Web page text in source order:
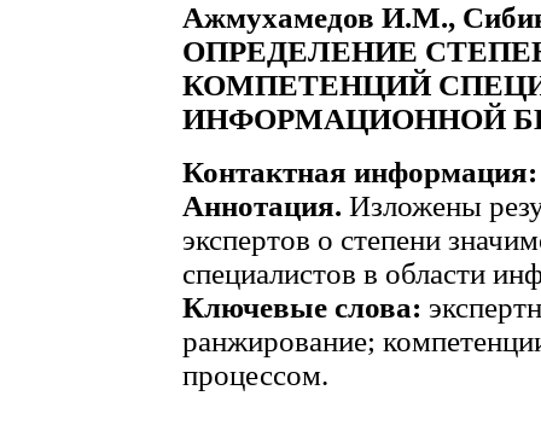
Ажмухамедов И.М.,
ОПРЕДЕЛЕНИЕ
КОМПЕТЕНЦИЙ
ИНФОРМАЦИОННОЙ
Контактная
Аннотация. Изложены
экспертов о степени
специалистов в области
Ключевые слова:
ранжирование;
процессом.